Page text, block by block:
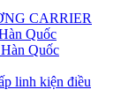
CARRIER
Quốc
Quốc
linh kiện điều